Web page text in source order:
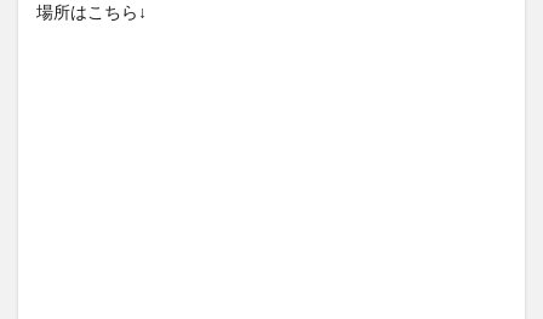
場所はこちら↓